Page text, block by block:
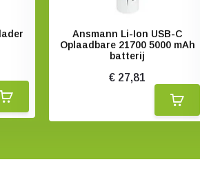
Ansmann Li-Ion USB-C
Oplaadbare 21700 5000 mAh
batterij
€ 27,81